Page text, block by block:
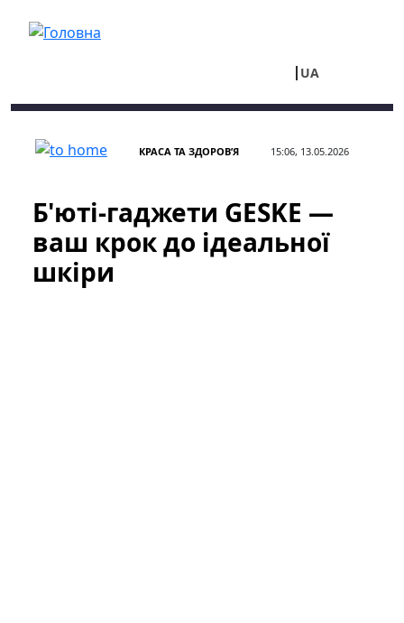
UA
КРАСА ТА ЗДОРОВ’Я 15:06, 13.05.2026
Б'юті-гаджети GESKE —
ваш крок до ідеальної
шкіри